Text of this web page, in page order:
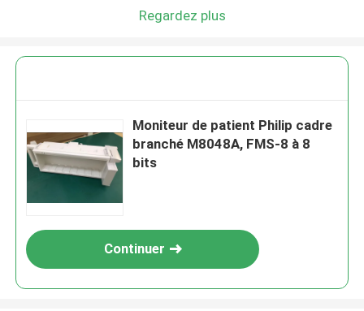
Regardez plus
Moniteur de patient Philip cadre
branché M8048A, FMS-8 à 8
bits
Continuer